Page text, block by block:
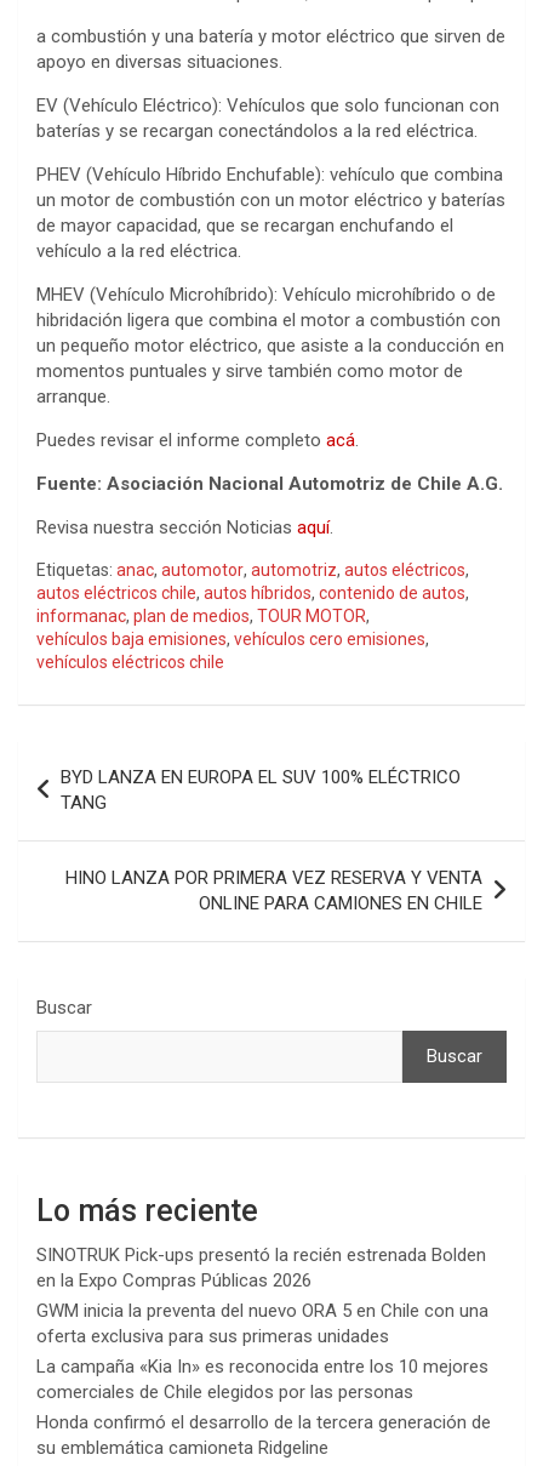
a combustión y una batería y motor eléctrico que sirven de
apoyo en diversas situaciones.
EV (Vehículo Eléctrico): Vehículos que solo funcionan con
baterías y se recargan conectándolos a la red eléctrica.
PHEV (Vehículo Híbrido Enchufable): vehículo que combina
un motor de combustión con un motor eléctrico y baterías
de mayor capacidad, que se recargan enchufando el
vehículo a la red eléctrica.
MHEV (Vehículo Microhíbrido): Vehículo microhíbrido o de
hibridación ligera que combina el motor a combustión con
un pequeño motor eléctrico, que asiste a la conducción en
momentos puntuales y sirve también como motor de
arranque.
Puedes revisar el informe completo acá.
Fuente: Asociación Nacional Automotriz de Chile A.G.
Revisa nuestra sección Noticias aquí.
Etiquetas: anac, automotor, automotriz, autos eléctricos,
autos eléctricos chile, autos híbridos, contenido de autos,
informanac, plan de medios, TOUR MOTOR,
vehículos baja emisiones, vehículos cero emisiones,
vehículos eléctricos chile
de
entradas
BYD LANZA EN EUROPA EL SUV 100% ELÉCTRICO
TANG
HINO LANZA POR PRIMERA VEZ RESERVA Y VENTA
ONLINE PARA CAMIONES EN CHILE
Buscar
Buscar
Lo más reciente
SINOTRUK Pick-ups presentó la recién estrenada Bolden
en la Expo Compras Públicas 2026
GWM inicia la preventa del nuevo ORA 5 en Chile con una
oferta exclusiva para sus primeras unidades
La campaña «Kia In» es reconocida entre los 10 mejores
comerciales de Chile elegidos por las personas
Honda confirmó el desarrollo de la tercera generación de
su emblemática camioneta Ridgeline